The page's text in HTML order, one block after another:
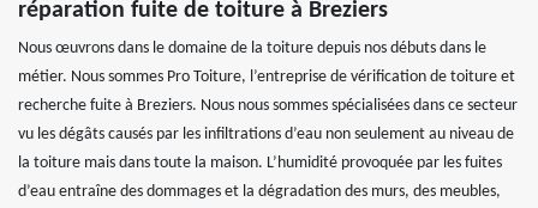
réparation fuite de toiture à Breziers
Nous œuvrons dans le domaine de la toiture depuis nos débuts dans le
métier. Nous sommes Pro Toiture, l’entreprise de vérification de toiture et
recherche fuite à Breziers. Nous nous sommes spécialisées dans ce secteur
vu les dégâts causés par les infiltrations d’eau non seulement au niveau de
la toiture mais dans toute la maison. L’humidité provoquée par les fuites
d’eau entraîne des dommages et la dégradation des murs, des meubles,